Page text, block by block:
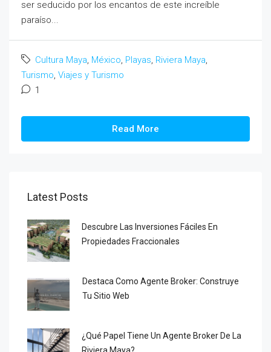
ser seducido por los encantos de este increíble
paraíso...
Cultura Maya, México, Playas, Riviera Maya,
Turismo, Viajes y Turismo
1
Read More
Latest Posts
Descubre Las Inversiones Fáciles En
Propiedades Fraccionales
Destaca Como Agente Broker: Construye
Tu Sitio Web
¿Qué Papel Tiene Un Agente Broker De La